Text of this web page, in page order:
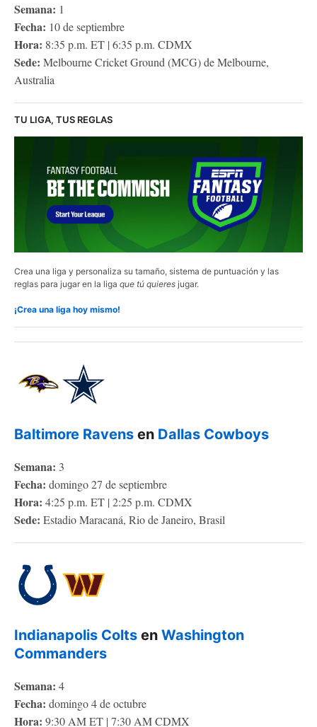
Semana: 1
Fecha: 10 de septiembre
Hora: 8:35 p.m. ET | 6:35 p.m. CDMX
Sede: Melbourne Cricket Ground (MCG) de Melbourne,
Australia
TU LIGA, TUS REGLAS
Crea una liga y personaliza su tamaño, sistema de puntuación y las
reglas para jugar en la liga que tú quieres jugar.
¡Crea una liga hoy mismo!
Baltimore Ravens en Dallas Cowboys
Semana: 3
Fecha: domingo 27 de septiembre
Hora: 4:25 p.m. ET | 2:25 p.m. CDMX
Sede: Estadio Maracaná, Rio de Janeiro, Brasil
Indianapolis Colts en Washington
Commanders
Semana: 4
Fecha: domingo 4 de octubre
Hora: 9:30 AM ET | 7:30 AM CDMX